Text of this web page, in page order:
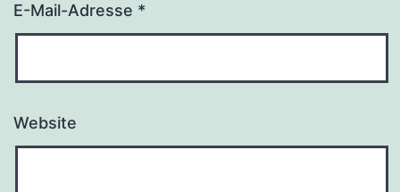
E-Mail-Adresse *
Website